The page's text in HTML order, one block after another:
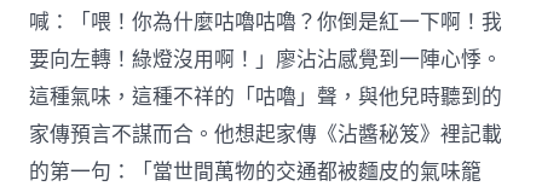
喊：「喂！你為什麼咕嚕咕嚕？你倒是紅一下啊！我
要向左轉！綠燈沒用啊！」廖沾沾感覺到一陣心悸。
這種氣味，這種不祥的「咕嚕」聲，與他兒時聽到的
家傳預言不謀而合。他想起家傳《沾醬秘笈》裡記載
的第一句：「當世間萬物的交通都被麵皮的氣味籠